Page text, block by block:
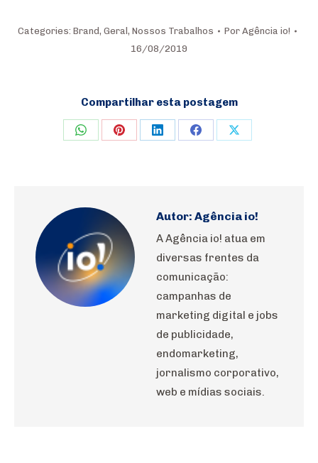
Categories: Brand, Geral , Nossos Trabalhos Por Agência io!
16/08/2019
Compartilhar esta postagem
Share Share Share Share Share
Autor: Agência io!
A Agência io! atua em
diversas frentes da
comunicação:
campanhas de
marketing digital e jobs
de publicidade,
endomarketing,
jornalismo corporativo,
web e mídias sociais.